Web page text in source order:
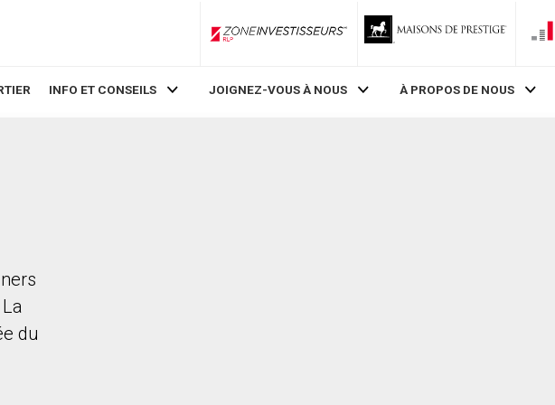
ZoneInvestisseurs RLP
INFO ET CONSEILS JOIGNEZ-VOUS À NOUS À PROPOS DE NOUS
du